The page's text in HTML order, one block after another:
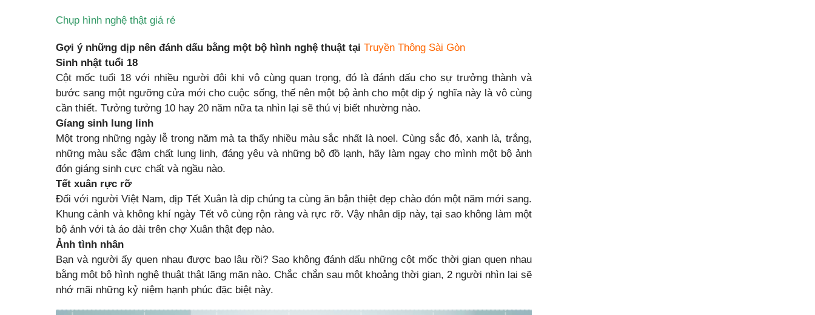
Chụp hình nghệ thật giá rẻ
Gợi ý những dịp nên đánh dấu bằng một bộ hình nghệ thuật tại Truyền Thông Sài Gòn
Sinh nhật tuổi 18
Cột mốc tuổi 18 với nhiều người đôi khi vô cùng quan trọng, đó là đánh dấu cho sự trưởng thành và
bước sang một ngưỡng cửa mới cho cuộc sống, thế nên một bộ ảnh cho một dịp ý nghĩa này là vô cùng
cần thiết. Tưởng tưởng 10 hay 20 năm nữa ta nhìn lại sẽ thú vị biết nhường nào.
Gíang sinh lung linh
Một trong những ngày lễ trong năm mà ta thấy nhiều màu sắc nhất là noel. Cùng sắc đỏ, xanh là, trắng,
những màu sắc đậm chất lung linh, đáng yêu và những bộ đồ lạnh, hãy làm ngay cho mình một bộ ảnh
đón giáng sinh cực chất và ngầu nào.
Tết xuân rực rỡ
Đối với người Việt Nam, dịp Tết Xuân là dịp chúng ta cùng ăn bận thiệt đẹp chào đón một năm mới sang.
Khung cảnh và không khí ngày Tết vô cùng rộn ràng và rực rỡ. Vậy nhân dịp này, tại sao không làm một
bộ ảnh với tà áo dài trên chợ Xuân thật đẹp nào.
Ảnh tình nhân
Bạn và người ấy quen nhau được bao lâu rồi? Sao không đánh dấu những cột mốc thời gian quen nhau
bằng một bộ hình nghệ thuật thật lãng mãn nào. Chắc chắn sau một khoảng thời gian, 2 người nhìn lại sẽ
nhớ mãi những kỷ niệm hạnh phúc đặc biệt này.